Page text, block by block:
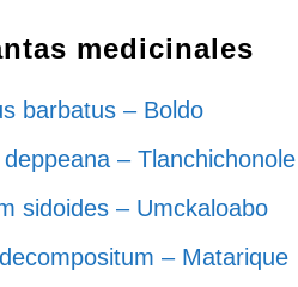
medicinales
barbatus – Boldo
– Tlanchichonole
sidoides – Umckaloabo
– Matarique